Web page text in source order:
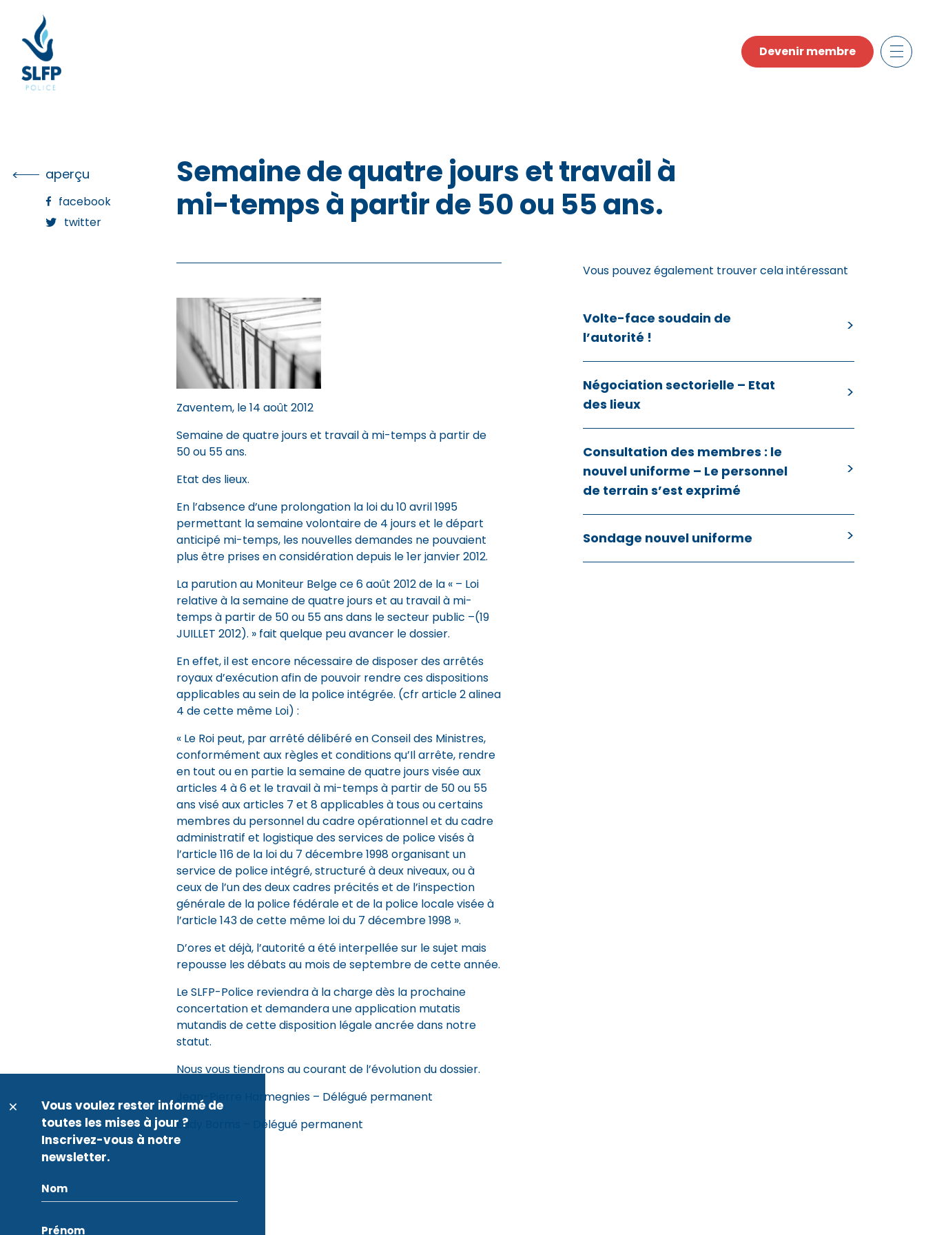
content
Devenir membre
aperçu
facebook
twitter
Semaine de quatre jours et travail à
mi-temps à partir de 50 ou 55 ans.
Zaventem, le 14 août 2012
Semaine de quatre jours et travail à mi-temps à partir de
50 ou 55 ans.
Etat des lieux.
En l’absence d’une prolongation la loi du 10 avril 1995
permettant la semaine volontaire de 4 jours et le départ
anticipé mi-temps, les nouvelles demandes ne pouvaient
plus être prises en considération depuis le 1er janvier 2012.
La parution au Moniteur Belge ce 6 août 2012 de la « – Loi
relative à la semaine de quatre jours et au travail à mi-
temps à partir de 50 ou 55 ans dans le secteur public –(19
JUILLET 2012). » fait quelque peu avancer le dossier.
En effet, il est encore nécessaire de disposer des arrêtés
royaux d’exécution afin de pouvoir rendre ces dispositions
applicables au sein de la police intégrée. (cfr article 2 alinea
4 de cette même Loi) :
« Le Roi peut, par arrêté délibéré en Conseil des Ministres,
conformément aux règles et conditions qu’Il arrête, rendre
en tout ou en partie la semaine de quatre jours visée aux
articles 4 à 6 et le travail à mi-temps à partir de 50 ou 55
ans visé aux articles 7 et 8 applicables à tous ou certains
membres du personnel du cadre opérationnel et du cadre
administratif et logistique des services de police visés à
l’article 116 de la loi du 7 décembre 1998 organisant un
service de police intégré, structuré à deux niveaux, ou à
ceux de l’un des deux cadres précités et de l’inspection
générale de la police fédérale et de la police locale visée à
l’article 143 de cette même loi du 7 décembre 1998 ».
D’ores et déjà, l’autorité a été interpellée sur le sujet mais
repousse les débats au mois de septembre de cette année.
Le SLFP-Police reviendra à la charge dès la prochaine
concertation et demandera une application mutatis
mutandis de cette disposition légale ancrée dans notre
statut.
Nous vous tiendrons au courant de l’évolution du dossier.
Jean-Pierre Harmegnies – Délégué permanent
Eddy Borms – Délégué permanent
Vous pouvez également trouver cela intéressant
Volte-face soudain de
l’autorité !
Négociation sectorielle – Etat
des lieux
Consultation des membres : le
nouvel uniforme – Le personnel
de terrain s’est exprimé
Sondage nouvel uniforme
Vous voulez rester informé de
toutes les mises à jour ?
Inscrivez-vous à notre
newsletter.